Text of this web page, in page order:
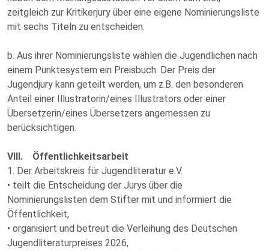
zeitgleich zur Kritikerjury über eine eigene Nominierungsliste
mit sechs Titeln zu entscheiden.
b. Aus ihrer Nominierungsliste wählen die Jugendlichen nach
einem Punktesystem ein Preisbuch. Der Preis der
Jugendjury kann geteilt werden, um z.B. den besonderen
Anteil einer Illustratorin/eines Illustrators oder einer
Übersetzerin/eines Übersetzers angemessen zu
berücksichtigen.
VIII. Öffentlichkeitsarbeit
1. Der Arbeitskreis für Jugendliteratur e.V.
• teilt die Entscheidung der Jurys über die
Nominierungslisten dem Stifter mit und informiert die
Öffentlichkeit,
• organisiert und betreut die Verleihung des Deutschen
Jugendliteraturpreises 2026,